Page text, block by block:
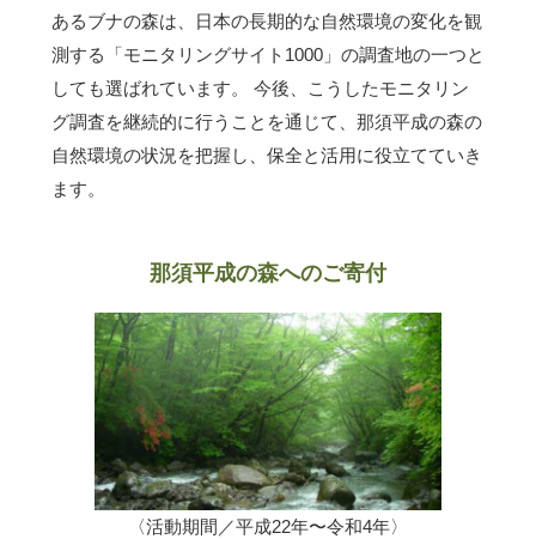
あるブナの森は、日本の長期的な自然環境の変化を観
測する「モニタリングサイト1000」の調査地の一つと
しても選ばれています。 今後、こうしたモニタリン
グ調査を継続的に行うことを通じて、那須平成の森の
自然環境の状況を把握し、保全と活用に役立てていき
ます。
那須平成の森へのご寄付
〈活動期間／平成22年〜令和4年〉